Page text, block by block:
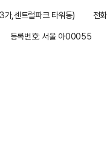
가,센트럴파크 타워동)
전
등록번호: 서울 아00055